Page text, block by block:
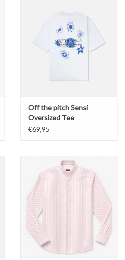
Off the pitch Sensi
Oversized Tee
€69,95